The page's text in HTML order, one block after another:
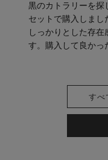
黒のカトラリーを探
セットで購入しまし
しっかりとした存
す。購入して良かっ
すべ